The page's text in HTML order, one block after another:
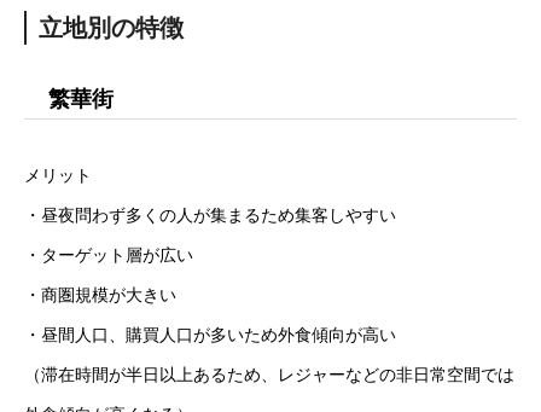
立地別の特徴
繁華街
メリット
・昼夜問わず多くの人が集まるため集客しやすい
・ターゲット層が広い
・商圏規模が大きい
・昼間人口、購買人口が多いため外食傾向が高い
（滞在時間が半日以上あるため、レジャーなどの非日常空間では